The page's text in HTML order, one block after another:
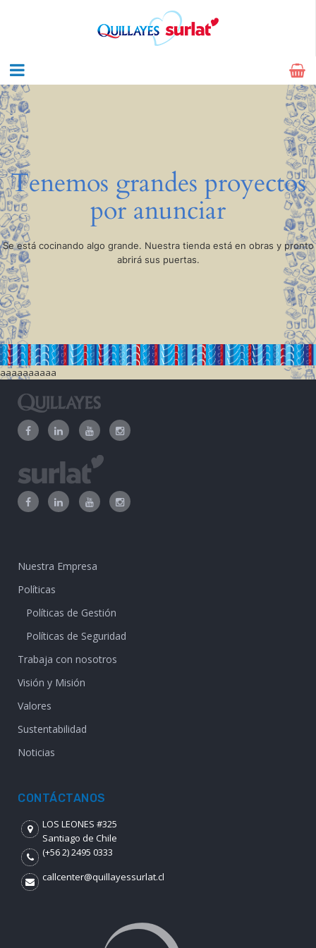
Tenemos grandes proyectos
por anunciar
Se está cocinando algo grande. Nuestra tienda está en obras y pronto
abrirá sus puertas.
aaaaaaaaaa
Nuestra Empresa
Políticas
Políticas de Gestión
Políticas de Seguridad
Trabaja con nosotros
Visión y Misión
Valores
Sustentabilidad
Noticias
CONTÁCTANOS
LOS LEONES #325
Santiago de Chile
(+56 2) 2495 0333
callcenter@quillayessurlat.cl